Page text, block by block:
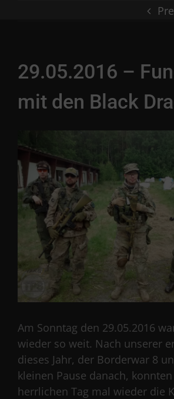
29.05.2016 –
mit den Black
Am Sonntag den 29.05.2016
wieder so weit. Nach unserer
dieses Jahr, der Borderwar 8
kleinen Pause danach,
herrlichen Tag mal wieder die